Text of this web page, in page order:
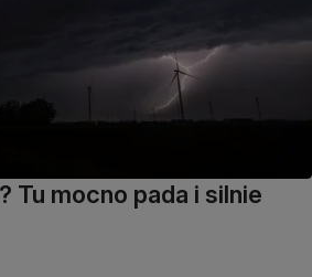
Tu mocno pada i silnie